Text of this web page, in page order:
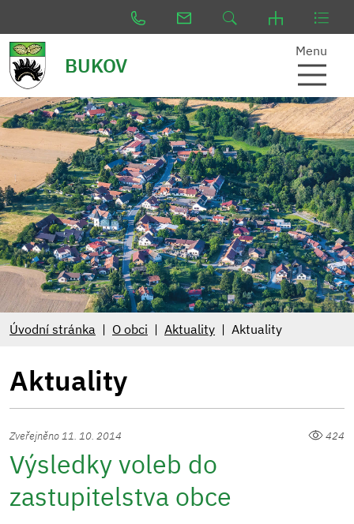
BUKOV
Menu
Úvodní stránka O obci Aktuality Aktuality
Aktuality
Zveřejněno 11. 10. 2014 424
Výsledky voleb do
zastupitelstva obce